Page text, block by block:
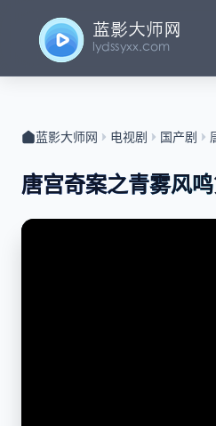
蓝影大师网 电视剧 国产剧
唐宫奇案之青雾风鸣